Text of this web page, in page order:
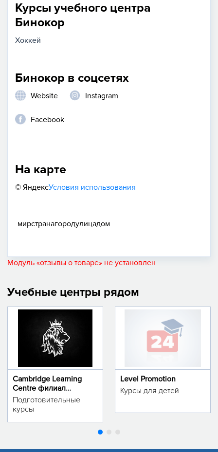
Курсы учебного центра
Бинокор
Хоккей
Бинокор в соцсетях
Website Instagram
Facebook
На карте
© ЯндексУсловия использования
мирстранагородулицадом
Модуль «отзывы о товаре» не установлен
Учебные центры рядом
Cambridge Learning
Centre филиал
м.Тинчлик
Подготовительные
курсы
Level Promotion
Курсы для детей